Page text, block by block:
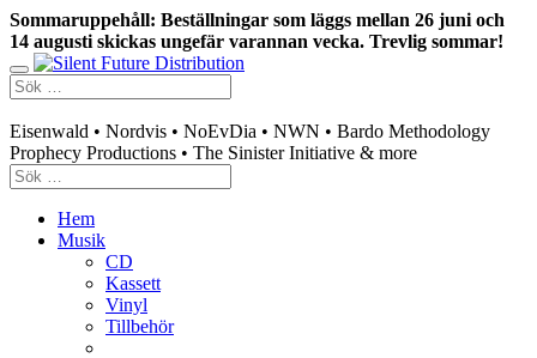
Sommaruppehåll: Beställningar som läggs mellan 26 juni och
14 augusti skickas ungefär varannan vecka. Trevlig sommar!
Eisenwald • Nordvis • NoEvDia • NWN • Bardo Methodology
Prophecy Productions • The Sinister Initiative & more
Hem
Musik
CD
Kassett
Vinyl
Tillbehör